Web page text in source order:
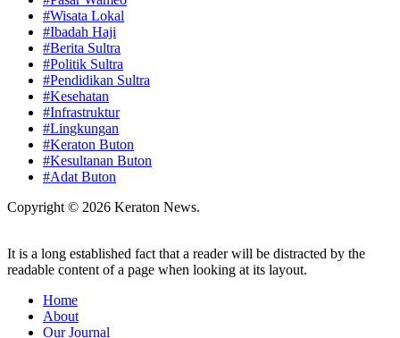
#Wisata Lokal
#Ibadah Haji
#Berita Sultra
#Politik Sultra
#Pendidikan Sultra
#Kesehatan
#Infrastruktur
#Lingkungan
#Keraton Buton
#Kesultanan Buton
#Adat Buton
Copyright © 2026 Keraton News.
It is a long established fact that a reader will be distracted by the
readable content of a page when looking at its layout.
Home
About
Our Journal